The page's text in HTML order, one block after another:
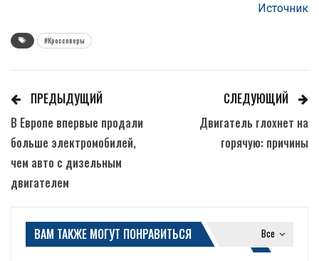
Источник
#Кроссоверы
ПРЕДЫДУЩИЙ
В Европе впервые продали
больше электромобилей,
чем авто с дизельным
двигателем
СЛЕДУЮЩИЙ
Двигатель глохнет на
горячую: причины
Все
ВАМ ТАКЖЕ МОГУТ ПОНРАВИТЬСЯ